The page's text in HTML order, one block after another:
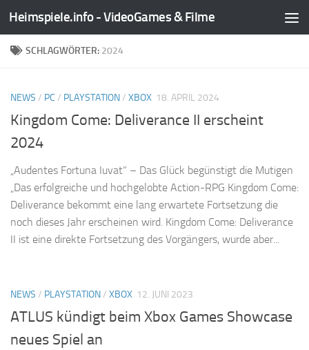
Zum Inhalt springen
Heimspiele.info - VideoGames & Filme
SCHLAGWÖRTER: 2024
NEWS / PC / PLAYSTATION/ XBOX 18. APRIL 2024
Kingdom Come: Deliverance II erscheint
2024
„Audentes Fortuna Iuvat“ – Das Glück begünstigt die Mutigen
„Das erfolgreiche und hochgelobte Action-RPG Kingdom Come:
Deliverance bekommt eine lang erwartete Fortsetzung die
noch dieses Jahr erscheinen wird. Kingdom Come: Deliverance
II ist eine direkte Fortsetzung des Vorgängers, wurde aber...
NEWS / PLAYSTATION/ XBOX 12. JUNI 2023
ATLUS kündigt beim Xbox Games Showcase
neues Spiel an